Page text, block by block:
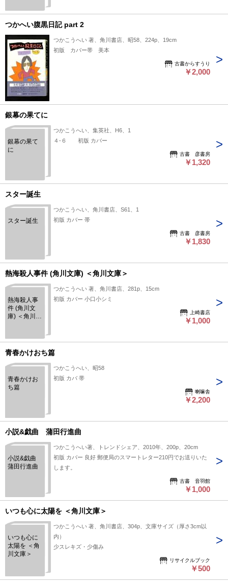
つかへい腹黒日記 part 2
つかこうへい 著、角川書店、昭58、224p、19cm
初版 カバー帯 美本
古書からすうり
￥2,000
銀幕の果てに
銀幕の果て
に
つかこうへい、集英社、H6、1
４-６ 初版 カバー
古書 彦書房
￥1,320
スター誕生
スター誕生
つかこうへい、角川書店、S61、1
初版 カバー 帯
古書 彦書房
￥1,830
熱海殺人事件 (角川文庫) ＜角川文庫＞
熱海殺人事
件 (角川文
庫) ＜角川文
つかこうへい 著、角川書店、281p、15cm
初版 カバー 小口小シミ
上崎書店
￥1,000
青春かけおち篇
青春かけお
ち篇
つかこうへい、昭58
初版 カバ 帯
喇嘛舎
￥2,200
小説&戯曲 蒲田行進曲
小説&戯曲
蒲田行進曲
つかこうへい著、トレンドシェア、2010年、200p、20cm
初版 カバー 良好 郵便局のスマートレター210円でお送りいた
します。
古書 音羽館
￥1,000
いつも心に太陽を ＜角川文庫＞
いつも心に
太陽を ＜角
川文庫＞
つかこうへい 著、角川書店、304p、文庫サイズ（厚さ3cm以
内）
少スレキズ・少傷み
リサイクルブック
￥500